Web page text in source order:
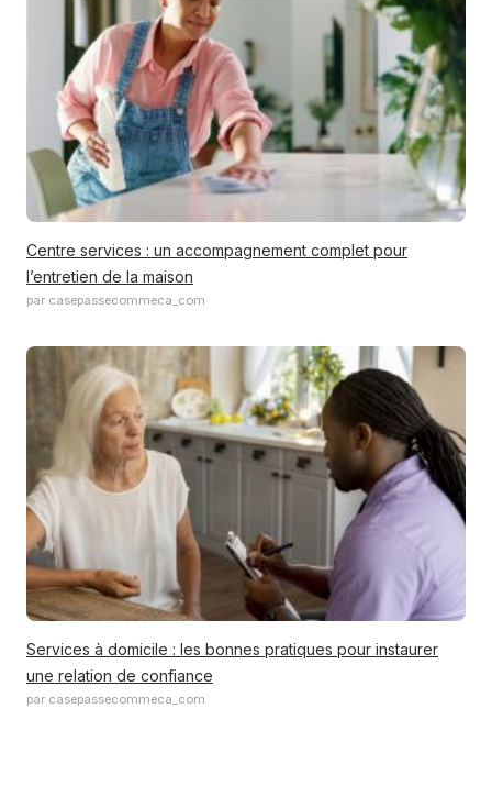
Centre services : un accompagnement complet pour
l’entretien de la maison
par casepassecommeca_com
Services à domicile : les bonnes pratiques pour instaurer
une relation de confiance
par casepassecommeca_com